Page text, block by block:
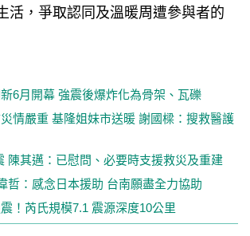
活，爭取認同及溫暖周遭參與者的
6月開幕 強震後爆炸化為骨架、瓦礫
情嚴重 基隆姐妹市送暖 謝國樑：搜救醫護
陳其邁：已慰問、必要時支援救災及重建
哲：感念日本援助 台南願盡全力協助
！芮氏規模7.1 震源深度10公里